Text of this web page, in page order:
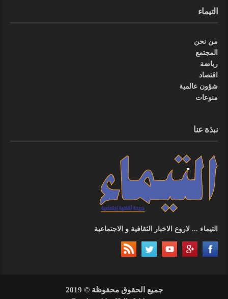
التيماء
من نحن
المجتمع
رياضة
اقتصاد
شؤون عالمية
منوعات
نبذة عنا
التيماء ... لاروع الاخبار الثقافية و الاجتماعية
جميع الحقوق محفوظة © 2019